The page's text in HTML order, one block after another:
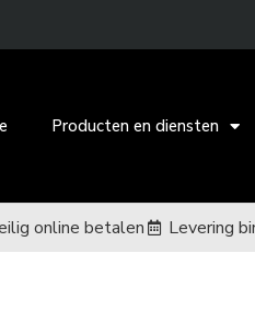
Producten en diensten
online betalen Levering